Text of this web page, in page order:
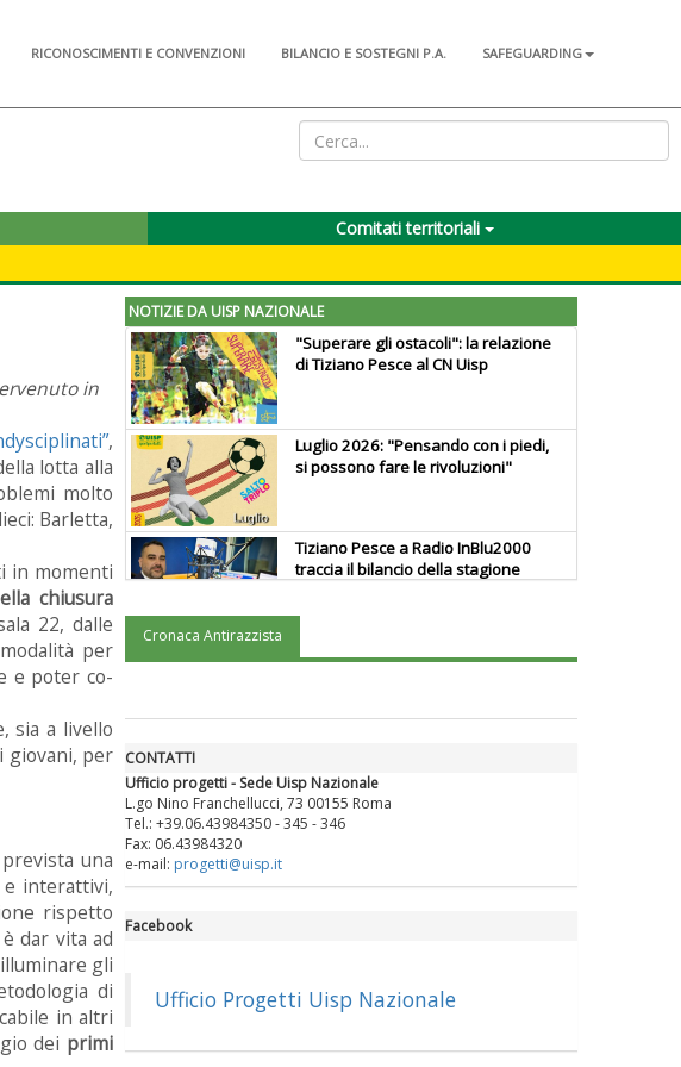
RICONOSCIMENTI E CONVENZIONI BILANCIO E SOSTEGNI P.A.
SAFEGUARDING
Comitati territoriali
in
,
lotta alla
molto
Barletta,
in momenti
chiusura
22, dalle
per
e poter co-
sia a livello
giovani, per
una
interattivi,
rispetto
dar vita ad
gli
di
in altri
dei primi
NOTIZIE DA UISP NAZIONALE
"Superare gli ostacoli": la relazione
di Tiziano Pesce al CN Uisp
Luglio 2026: "Pensando con i piedi,
si possono fare le rivoluzioni"
Tiziano Pesce a Radio InBlu2000
traccia il bilancio della stagione
prosegue anche in estate
Cronaca Antirazzista
CONTATTI
Ufficio progetti - Sede Uisp Nazionale
L.go Nino Franchellucci, 73 00155 Roma
Tel.: +39.06.43984350 - 345 - 346
Fax: 06.43984320
e-mail: progetti@uisp.it
Facebook
Ufficio Progetti Uisp Nazionale